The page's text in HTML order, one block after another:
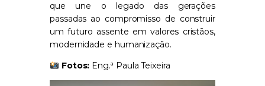
que une o legado das gerações
passadas ao compromisso de construir
um futuro assente em valores cristãos,
modernidade e humanização.
Fotos: Eng.ª Paula Teixeira